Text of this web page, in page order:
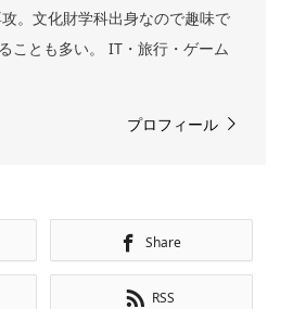
。文化財学科出身なので趣味で
ことも多い。 IT・旅行・ゲーム
プロフィール
Share
RSS